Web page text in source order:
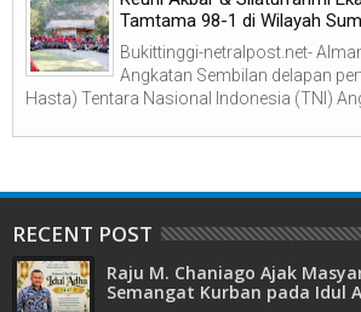
Tamtama 98-1 di Wilayah
Bukittinggi-netralpost.net-
Angkatan Sembilan delapan
Hasta) Tentara Nasional Indonesia (TNI)
RECENT POST
Raju M. Chaniago Ajak
Semangat Kurban pada Idul